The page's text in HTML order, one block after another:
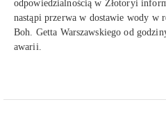
odpowiedzialnością w Złotoryi
nastąpi przerwa w dostawie wody
Boh. Getta Warszawskiego od
awarii.